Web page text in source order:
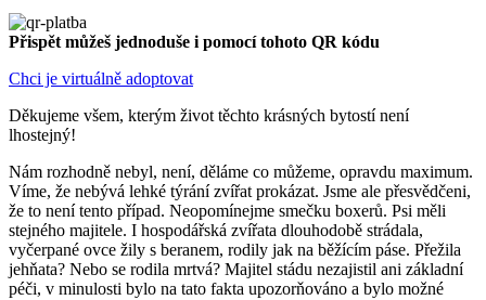
Přispět můžeš jednoduše i pomocí tohoto QR kódu
Chci je virtuálně adoptovat
Děkujeme všem, kterým život těchto krásných bytostí není
lhostejný!
Nám rozhodně nebyl, není, děláme co můžeme, opravdu maximum.
Víme, že nebývá lehké týrání zvířat prokázat. Jsme ale přesvědčeni,
že to není tento případ. Neopomínejme smečku boxerů. Psi měli
stejného majitele. I hospodářská zvířata dlouhodobě strádala,
vyčerpané ovce žily s beranem, rodily jak na běžícím páse. Přežila
jehňata? Nebo se rodila mrtvá? Majitel stádu nezajistil ani základní
péči, v minulosti bylo na tato fakta upozorňováno a bylo možné